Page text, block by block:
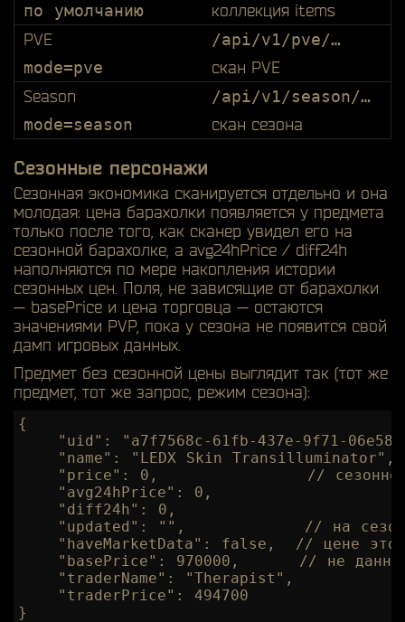
по умолчанию
коллекция items
PVE
/api/v1/pve/…
mode=pve
скан PVE
Season
/api/v1/season/…
mode=season
скан сезона
Сезонные персонажи
Сезонная экономика сканируется отдельно и она
молодая: цена барахолки появляется у предмета
только после того, как сканер увидел его на
сезонной барахолке, а avg24hPrice / diff24h
наполняются по мере накопления истории
сезонных цен. Поля, не зависящие от барахолки
— basePrice и цена торговца — остаются
значениями PVP, пока у сезона не появится свой
дамп игровых данных.
Предмет без сезонной цены выглядит так (тот же
предмет, тот же запрос, режим сезона):
{
"uid": "a7f7568c-61fb-437e-9f71-
    "name": "LEDX Skin Transilluminator",
"price": 0,               //
    "avg24hPrice": 0,
    "diff24h": 0,
"updated": "",            // на
"haveMarketData": false,  // цене
"basePrice": 970000,      // не
    "traderName": "Therapist",
    "traderPrice": 494700
}